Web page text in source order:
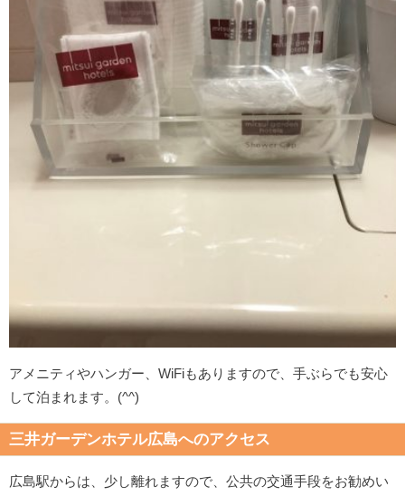
アメニティやハンガー、WiFiもありますので、手ぶらでも安心
して泊まれます。(^^)
三井ガーデンホテル広島へのアクセス
広島駅からは、少し離れますので、公共の交通手段をお勧めい